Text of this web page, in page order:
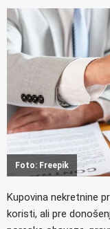
Foto: Freepik
Kupovina nekretnine
koristi, ali pre